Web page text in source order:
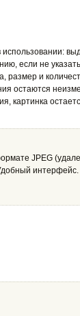
если не
и
остаются
картинка
JPEG
интерфейс.